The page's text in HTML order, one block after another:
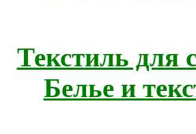
Текстиль
Белье и